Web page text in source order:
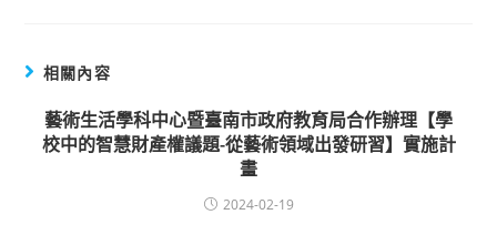
相關內容
藝術生活學科中心暨臺南市政府教育局合作辦理【學
校中的智慧財產權議題-從藝術領域出發研習】實施計
畫
2024-02-19